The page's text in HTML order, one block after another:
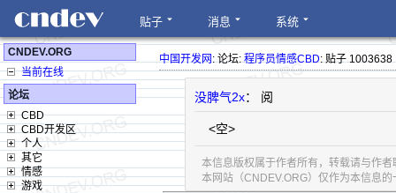
贴子 消息 系统
CNDEV.ORG
当前在线
论坛
CBD
CBD开发区
个人
其它
情感
游戏
中国开发网: 论坛:程序员情感CBD: 贴子 1003638
没脾气2x： 阅
<空>
本信息版权属于作者所有，转载请与作
本网站（CNDEV.ORG）仅作为本信息